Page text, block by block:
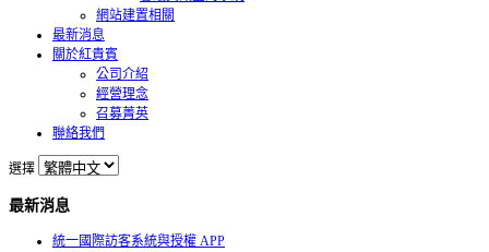
網站建置相關
最新消息
關於紅貴賓
公司介紹
經營理念
召募菁英
聯絡我們
選擇
最新消息
統一國際訪客系統與授權 APP